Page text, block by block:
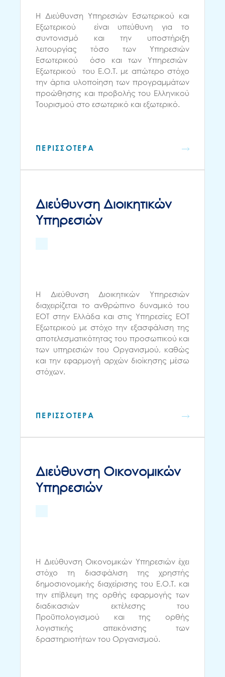
H Διεύθυνση Υπηρεσιών Εσωτερικού και
Εξωτερικού είναι υπεύθυνη για το
συντονισμό και την υποστήριξη
λειτουργίας τόσο των Υπηρεσιών
Εσωτερικού όσο και των Υπηρεσιών
Εξωτερικού του Ε.Ο.Τ. με απώτερο στόχο
την άρτια υλοποίηση των προγραμμάτων
προώθησης και προβολής του Ελληνικού
Τουρισμού στο εσωτερικό και εξωτερικό.
ΠΕΡΙΣΣΟΤΕΡΑ
Διεύθυνση Διοικητικών
Υπηρεσιών
Η Διεύθυνση Διοικητικών Υπηρεσιών
διαχειρίζεται το ανθρώπινο δυναμικό του
ΕΟΤ στην Ελλάδα και στις Υπηρεσίες ΕΟΤ
Εξωτερικού με στόχο την εξασφάλιση της
αποτελεσματικότητας του προσωπικού και
των υπηρεσιών του Οργανισμού, καθώς
και την εφαρμογή αρχών διοίκησης μέσω
στόχων.
ΠΕΡΙΣΣΟΤΕΡΑ
Διεύθυνση Οικονομικών
Υπηρεσιών
Η Διεύθυνση Οικονομικών Υπηρεσιών έχει
στόχο τη διασφάλιση της χρηστής
δημοσιονομικής διαχείρισης του Ε.Ο.Τ. και
την επίβλεψη της ορθής εφαρμογής των
διαδικασιών εκτέλεσης του
Προϋπολογισμού και της ορθής
λογιστικής απεικόνισης των
δραστηριοτήτων του Οργανισμού.